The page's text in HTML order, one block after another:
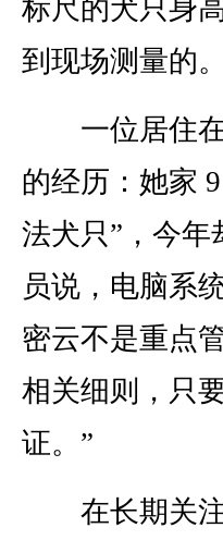
标尺的犬只身
到现场测量的
一位居住在
的经历：她家
法犬只”，今年
员说，电脑系
密云不是重点
相关细则，只
证。”
在长期关注